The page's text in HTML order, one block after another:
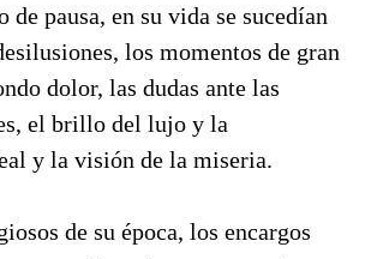
de pausa, en su vida se sucedían
los momentos de gran
dolor, las dudas ante las
el brillo del lujo y la
y la visión de la miseria.
de su época, los encargos